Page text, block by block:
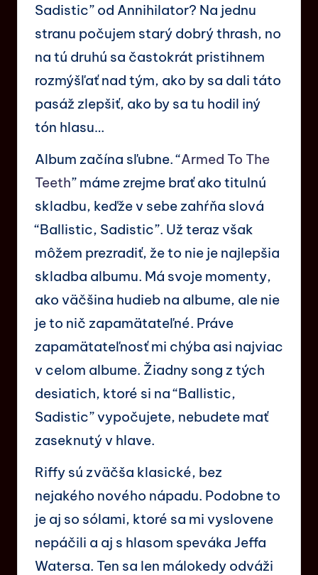
Sadistic” od Annihilator? Na jednu
stranu počujem starý dobrý thrash, no
na tú druhú sa častokrát pristihnem
rozmýšľať nad tým, ako by sa dali táto
pasáž zlepšiť, ako by sa tu hodil iný
tón hlasu…
Album začína sľubne. “Armed To The
Teeth” máme zrejme brať ako titulnú
skladbu, keďže v sebe zahŕňa slová
“Ballistic, Sadistic”. Už teraz však
môžem prezradiť, že to nie je najlepšia
skladba albumu. Má svoje momenty,
ako väčšina hudieb na albume, ale nie
je to nič zapamätateľné. Práve
zapamätateľnosť mi chýba asi najviac
v celom albume. Žiadny song z tých
desiatich, ktoré si na “Ballistic,
Sadistic” vypočujete, nebudete mať
zaseknutý v hlave.
Riffy sú zväčša klasické, bez
nejakého nového nápadu. Podobne to
je aj so sólami, ktoré sa mi vyslovene
nepáčili a aj s hlasom speváka Jeffa
Watersa. Ten sa len málokedy odváži